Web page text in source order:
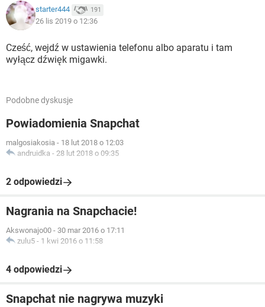
starter444 191
26 lis 2019 o 12:36
Cześć, wejdź w ustawienia telefonu albo aparatu i tam
wyłącz dźwięk migawki.
Podobne dyskusje
Powiadomienia Snapchat
malgosiakosia - 18 lut 2018 o 12:03
andruidka - 28 lut 2018 o 09:35
2 odpowiedzi
Nagrania na Snapchacie!
Akswonajo00 - 30 mar 2016 o 17:11
zulu5 - 1 kwi 2016 o 11:58
4 odpowiedzi
Snapchat nie nagrywa muzyki